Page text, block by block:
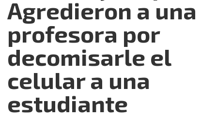
Agredieron a una
profesora por
decomisarle el
celular a una
estudiante